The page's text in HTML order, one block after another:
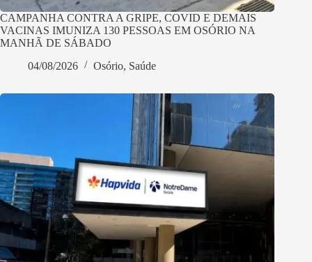
CAMPANHA CONTRA A GRIPE, COVID E DEMAIS
VACINAS IMUNIZA 130 PESSOAS EM OSÓRIO NA
MANHÃ DE SÁBADO
04/08/2026
Osório, Saúde